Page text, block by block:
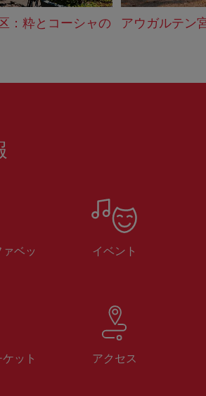
：粋とコーシャの
アウガルテン
ベッ
イベント
ット アクセス